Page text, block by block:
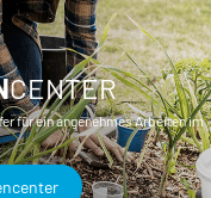
CENTER
für ein angenehmes Arbeiten im